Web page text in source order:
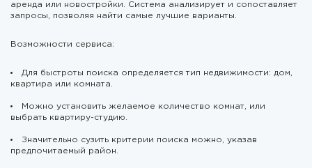
аренда или новостройки. Система анализирует и сопоставляет
запросы, позволяя найти самые лучшие варианты.
Возможности сервиса:
Для быстроты поиска определяется тип недвижимости: дом,
квартира или комната.
Можно установить желаемое количество комнат, или
выбрать квартиру-студию.
Значительно сузить критерии поиска можно, указав
предпочитаемый район.